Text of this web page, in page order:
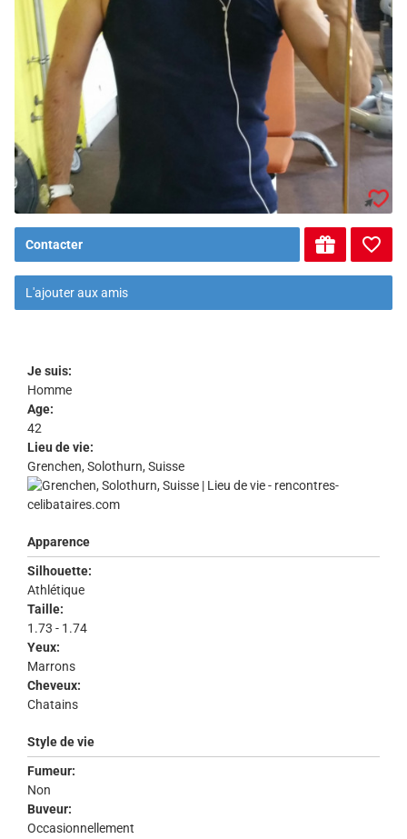
Contacter
L'ajouter aux amis
Je suis:
Homme
Age:
42
Lieu de vie:
Grenchen, Solothurn, Suisse
Apparence
Silhouette:
Athlétique
Taille:
1.73 - 1.74
Yeux:
Marrons
Cheveux:
Chatains
Style de vie
Fumeur:
Non
Buveur:
Occasionnellement